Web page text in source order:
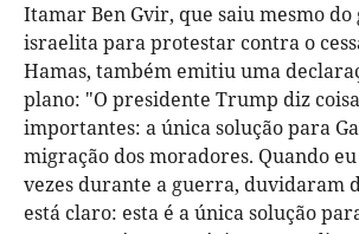
Itamar Ben Gvir, que saiu mesmo do
israelita para protestar contra o
Hamas, também emitiu uma
plano: "O presidente Trump diz
importantes: a única solução para
migração dos moradores. Quando
vezes durante a guerra, duvidaram
está claro: esta é a única solução